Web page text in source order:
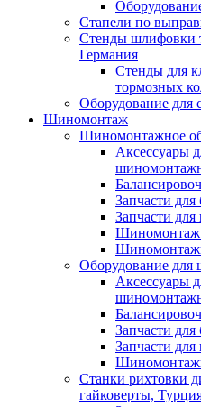
Стапели по
Стенды шлифовки
Германия
Стенды для
тормозных
Оборудование для
Шиномонтаж
Шиномонтажное
Аксессуары
Запчасти для
Запчасти
Шиномонтаж
Оборудование
Аксессуары
Запчасти для
Запчасти
Станки рихтовки
гайковерты,